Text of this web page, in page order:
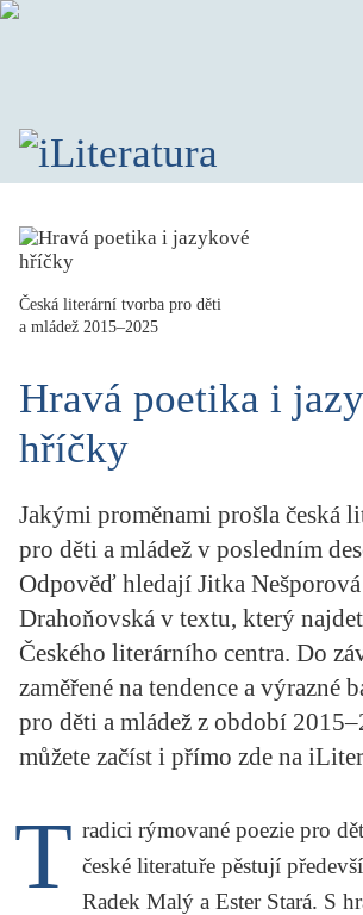
SPISOVATELÉ
LITERATURY
KATEGORIE
Česká literární tvorba pro děti
a mládež 2015–2025
Hravá poetika i
hříčky
Jakými proměnami prošla česká
pro děti a mládež v posledním
Odpověď hledají Jitka
Drahoňovská v textu, který
Českého literárního centra. Do
zaměřené na tendence a výrazné
pro děti a mládež z období
můžete začíst i přímo zde na
T radici rýmované poezie pro
české literatuře pěstují
Radek Malý a Ester Stará. S